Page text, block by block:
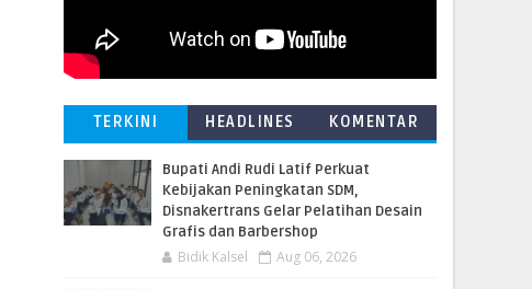
TERKINI HEADLINES KOMENTAR
Bupati Andi Rudi Latif Perkuat
Kebijakan Peningkatan SDM,
Disnakertrans Gelar Pelatihan Desain
Grafis dan Barbershop
Bidik Kalsel Aug 06, 2026